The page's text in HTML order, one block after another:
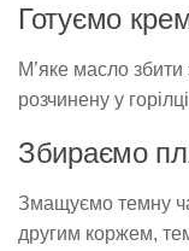
Готуємо
М’яке масло
розчинену у
Збираємо
Змащуємо темну
другим коржем,